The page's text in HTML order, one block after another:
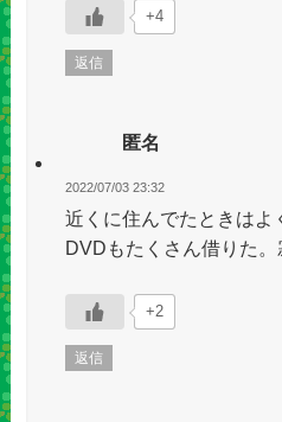
+4
返信
匿名
2022/07/03 23:32
近くに住んでたときはよ
DVDもたくさん借りた。
+2
返信